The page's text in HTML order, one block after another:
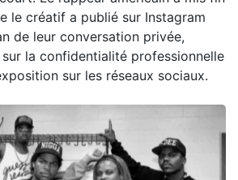
le créatif a publié sur Instagram
de leur conversation privée,
la confidentialité professionnelle
sur les réseaux sociaux.